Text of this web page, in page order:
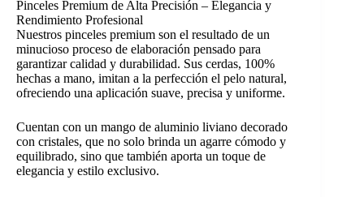
Pinceles Premium de Alta Precisión – Elegancia y
Rendimiento Profesional
Nuestros pinceles premium son el resultado de un
minucioso proceso de elaboración pensado para
garantizar calidad y durabilidad. Sus cerdas, 100%
hechas a mano, imitan a la perfección el pelo natural,
ofreciendo una aplicación suave, precisa y uniforme.
Cuentan con un mango de aluminio liviano decorado
con cristales, que no solo brinda un agarre cómodo y
equilibrado, sino que también aporta un toque de
elegancia y estilo exclusivo.